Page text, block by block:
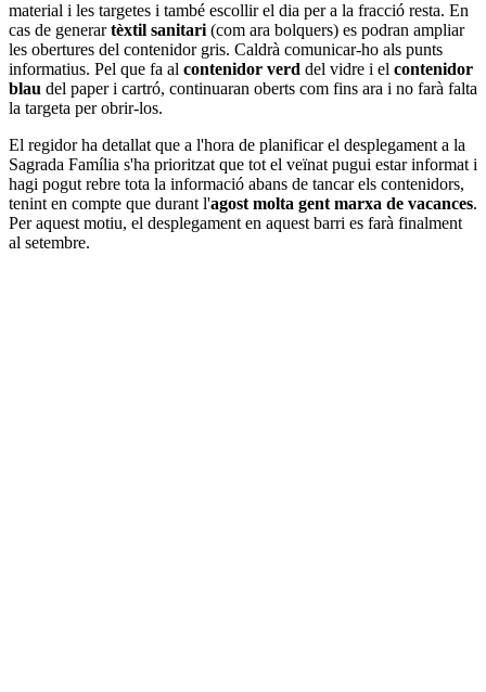
material i les targetes i també escollir el dia per a la fracció resta. En
cas de generartèxtil sanitari (com ara bolquers) es podran ampliar
les obertures del contenidor gris. Caldrà comunicar-ho als punts
informatius. Pel que fa al contenidor verd del vidre i el contenidor
blau del paper i cartró, continuaran oberts com fins ara i no farà falta
la targeta per obrir-los.
El regidor ha detallat que a l'hora de planificar el desplegament a la
Sagrada Família s'ha prioritzat que tot el veïnat pugui estar informat i
hagi pogut rebre tota la informació abans de tancar els contenidors,
tenint en compte que durant l'agost molta gent marxa de vacances.
Per aquest motiu, el desplegament en aquest barri es farà finalment
al setembre.